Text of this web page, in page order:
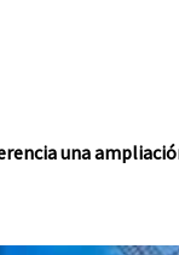
una